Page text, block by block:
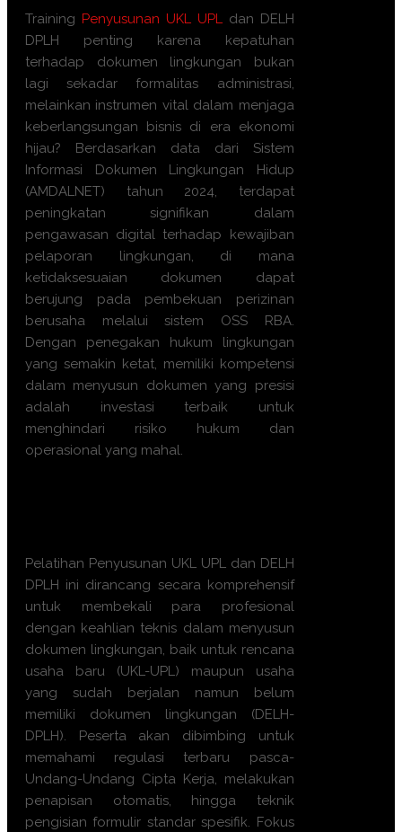
Training Penyusunan UKL UPLdan DELH
DPLH penting karena kepatuhan
terhadap dokumen lingkungan bukan
lagi sekadar formalitas administrasi,
melainkan instrumen vital dalam menjaga
keberlangsungan bisnis di era ekonomi
hijau? Berdasarkan data dari Sistem
Informasi Dokumen Lingkungan Hidup
(AMDALNET) tahun 2024, terdapat
peningkatan signifikan dalam
pengawasan digital terhadap kewajiban
pelaporan lingkungan, di mana
ketidaksesuaian dokumen dapat
berujung pada pembekuan perizinan
berusaha melalui sistem OSS RBA.
Dengan penegakan hukum lingkungan
yang semakin ketat, memiliki kompetensi
dalam menyusun dokumen yang presisi
adalah investasi terbaik untuk
menghindari risiko hukum dan
operasional yang mahal.
Pelatihan Penyusunan UKL UPL dan DELH
DPLH ini dirancang secara komprehensif
untuk membekali para profesional
dengan keahlian teknis dalam menyusun
dokumen lingkungan, baik untuk rencana
usaha baru (UKL-UPL) maupun usaha
yang sudah berjalan namun belum
memiliki dokumen lingkungan (DELH-
DPLH). Peserta akan dibimbing untuk
memahami regulasi terbaru pasca-
Undang-Undang Cipta Kerja, melakukan
penapisan otomatis, hingga teknik
pengisian formulir standar spesifik. Fokus